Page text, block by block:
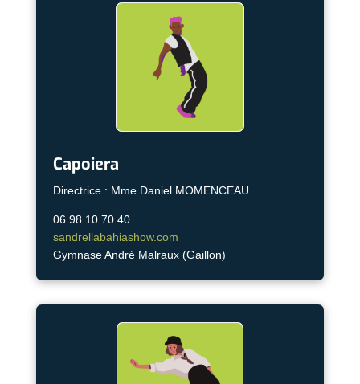
Capoiera
Directrice : Mme Daniel MOMENCEAU
06 98 10 70 40
sandrellabahiashow.com
Gymnase André Malraux (Gaillon)